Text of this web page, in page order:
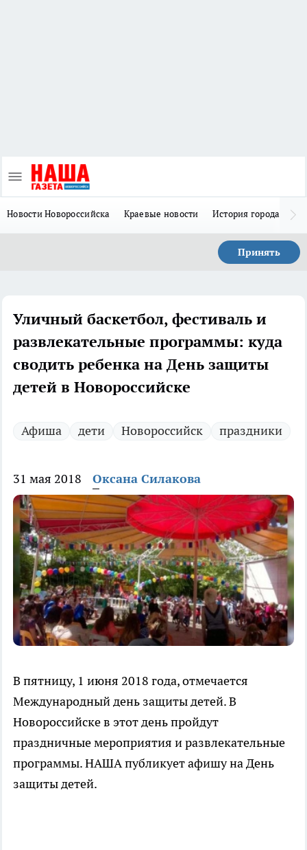
Новости Новороссийска Краевые новости История города Н
Принять
Уличный баскетбол, фестиваль и
развлекательные программы: куда
сводить ребенка на День защиты
детей в Новороссийске
Афиша дети Новороссийск праздники
31 мая 2018 Оксана Силакова
В пятницу, 1 июня 2018 года, отмечается
Международный день защиты детей. В
Новороссийске в этот день пройдут
праздничные мероприятия и развлекательные
программы. НАША публикует афишу на День
защиты детей.